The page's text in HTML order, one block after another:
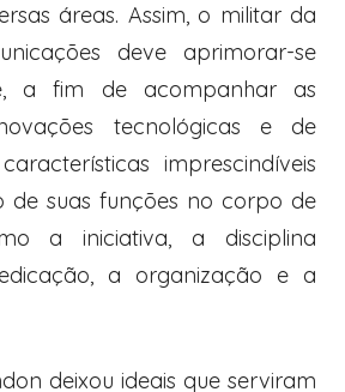
áreas. Assim, o militar da
deve aprimorar-se
a fim de acompanhar as
tecnológicas e de
imprescindíveis
de suas funções no corpo de
a iniciativa, a disciplina
a organização e a
deixou ideais que serviram